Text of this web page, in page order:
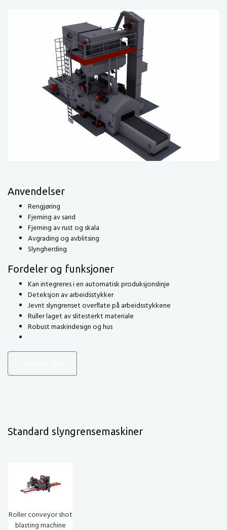
Anvendelser
Rengjøring
Fjerning av sand
Fjerning av rust og skala
Avgrading og avblitsing
Slyngherding
Fordeler og funksjoner
Kan integreres i en automatisk produksjonslinje
Deteksjon av arbeidsstykker
Jevnt slyngrenset overflate på arbeidsstykkene
Ruller laget av slitesterkt materiale
Robust maskindesign og hus
Standard slyngrensemaskiner
Roller conveyor shot
blasting machine